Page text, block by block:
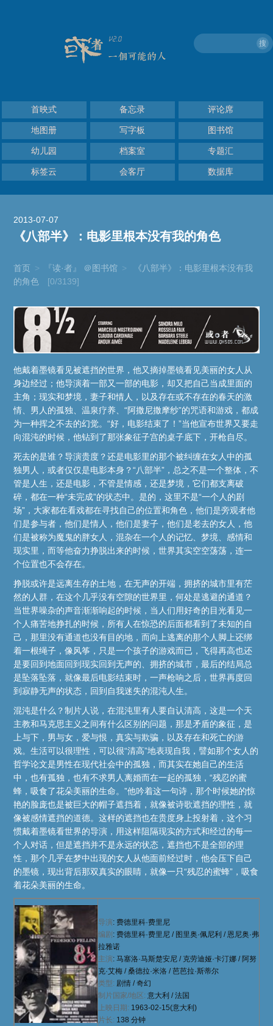
搜
首映式 备忘录 评论席
地图册 写字板 图书馆
幼儿园 档案室 专题汇
标签云 会客厅 数据库
2013-07-07
《八部半》：电影里根本没有我的角色
首页 > 『读·者』 ＠图书馆 >
《八部半》：电影里根本没有我
的角色
[0/3139]
他戴着墨镜看见被遮挡的世界，他又摘掉墨镜看见美丽的女人从
身边经过；他导演着一部又一部的电影，却又把自己当成里面的
主角；现实和梦境，妻子和情人，以及存在或不存在的春天的激
情、男人的孤独、温泉疗养、“阿撒尼撒摩纱”的咒语和游戏，都成
为一种挥之不去的幻觉。“好，电影结束了！”当他宣布世界又要走
向混沌的时候，他钻到了那张象征子宫的桌子底下，开枪自尽。
死去的是谁？导演贵度？还是电影里的那个被纠缠在女人中的孤
独男人，或者仅仅是电影本身？“八部半”，总之不是一个整体，不
管是人生，还是电影，不管是情感，还是梦境，它们都支离破
碎，都在一种“未完成”的状态中。是的，这里不是“一个人的剧
场”，大家都在看戏都在寻找自己的位置和角色，他们是旁观者他
们是参与者，他们是情人，他们是妻子，他们是老去的女人，他
们是被称为魔鬼的胖女人，混杂在一个人的记忆、梦境、感情和
现实里，而等他奋力挣脱出来的时候，世界其实空空荡荡，连一
个位置也不会存在。
挣脱或许是远离生存的土地，在无声的开端，拥挤的城市里有茫
然的人群，在这个几乎没有空隙的世界里，何处是逃避的通道？
当世界噪杂的声音渐渐响起的时候，当人们用好奇的目光看见一
个人痛苦地挣扎的时候，所有人在惊恐的后面都看到了未知的自
己，那里没有通道也没有目的地，而向上逃离的那个人脚上还绑
着一根绳子，像风筝，只是一个孩子的游戏而已，飞得再高也还
是要回到地面回到现实回到无声的、拥挤的城市，最后的结局总
是坠落坠落，就像最后电影结束时，一声枪响之后，世界再度回
到寂静无声的状态，回到自我迷失的混沌人生。
混沌是什么？制片人说，在混沌里有人要自认清高，这是一个天
主教和马克思主义之间有什么区别的问题，那是矛盾的象征，是
上与下，男与女，爱与恨，真实与欺骗，以及存在和死亡的游
戏。生活可以很理性，可以很“清高”地表现自我，譬如那个女人的
哲学论文是男性在现代社会中的孤独，而其实在她自己的生活
中，也有孤独，也有不求男人离婚而在一起的孤独，“残忍的蜜
蜂，吸食了花朵美丽的生命。”他吟着这一句诗，那个时候她的惊
艳的脸庞也是被巨大的帽子遮挡着，就像被诗歌遮挡的理性，就
像被感情遮挡的道德。这样的遮挡也在贵度身上投射着，这个习
惯戴着墨镜看世界的导演，用这样阻隔现实的方式和经过的每一
个人对话，但是遮挡并不是永远的状态，遮挡也不是全部的理
性，那个几乎在梦中出现的女人从他面前经过时，他会压下自己
的墨镜，现出背后那双真实的眼睛，就像一只“残忍的蜜蜂”，吸食
着花朵美丽的生命。
导演: 费德里科·费里尼
编剧 : 费德里科·费里尼 / 图里奥·佩尼利 / 恩尼奥·弗
拉雅诺
主演: 马塞洛·马斯楚安尼 / 克劳迪娅·卡汀娜 / 阿努
克·艾梅 / 桑德拉·米洛 / 芭芭拉·斯蒂尔
类型: 剧情 / 奇幻
制片国家/地区: 意大利 / 法国
上映日期: 1963-02-15(意大利)
片长: 138 分钟